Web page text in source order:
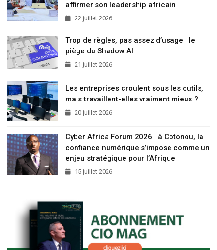
affirmer son leadership africain
22 juillet 2026
Trop de règles, pas assez d’usage : le
piège du Shadow AI
21 juillet 2026
Les entreprises croulent sous les outils,
mais travaillent-elles vraiment mieux ?
20 juillet 2026
Cyber Africa Forum 2026 : à Cotonou, la
confiance numérique s’impose comme un
enjeu stratégique pour l’Afrique
15 juillet 2026